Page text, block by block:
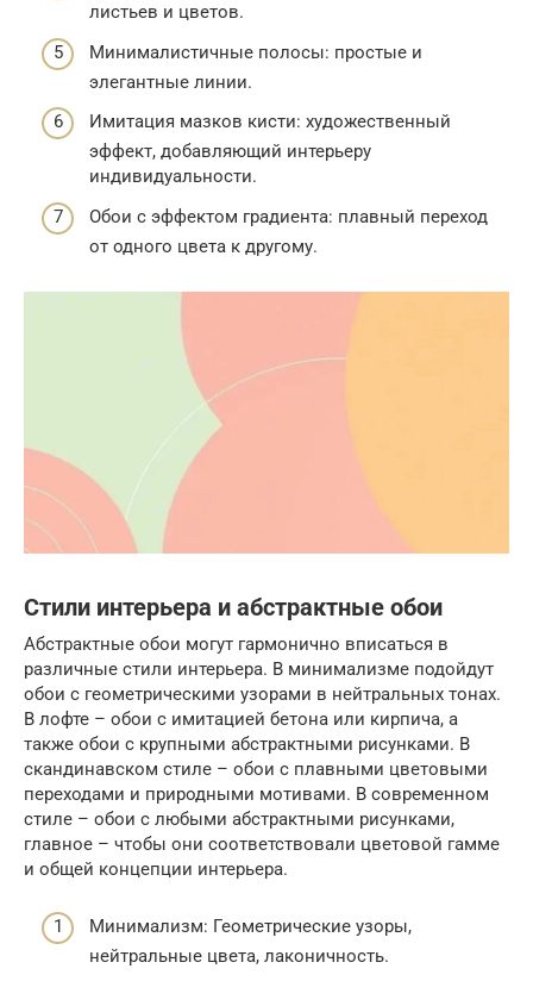
листьев и цветов.
Минималистичные полосы: простые и
элегантные линии.
Имитация мазков кисти: художественный
эффект, добавляющий интерьеру
индивидуальности.
Обои с эффектом градиента: плавный переход
от одного цвета к другому.
Стили интерьера и абстрактные обои
Абстрактные обои могут гармонично вписаться в
различные стили интерьера. В минимализме подойдут
обои с геометрическими узорами в нейтральных тонах.
В лофте – обои с имитацией бетона или кирпича, а
также обои с крупными абстрактными рисунками. В
скандинавском стиле – обои с плавными цветовыми
переходами и природными мотивами. В современном
стиле – обои с любыми абстрактными рисунками,
главное – чтобы они соответствовали цветовой гамме
и общей концепции интерьера.
Минимализм: Геометрические узоры,
нейтральные цвета, лаконичность.